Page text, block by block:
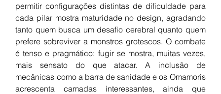
permitir configurações distintas de dificuldade para
cada pilar mostra maturidade no design, agradando
tanto quem busca um desafio cerebral quanto quem
prefere sobreviver a monstros grotescos. O combate
é tenso e pragmático: fugir se mostra, muitas vezes,
mais sensato do que atacar. A inclusão de
mecânicas como a barra de sanidade e os Omamoris
acrescenta camadas interessantes, ainda que